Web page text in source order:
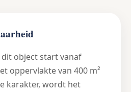
object start vanaf
oppervlakte van 400 m²
karakter, wordt het